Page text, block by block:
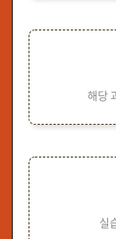
해당
실